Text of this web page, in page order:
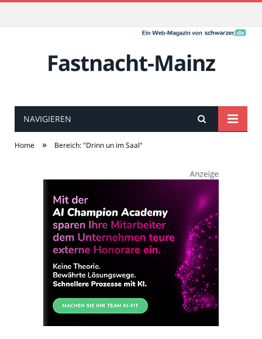
Fastnacht-Mainz
NAVIGIEREN
Home » Bereich: "Drinn un im Saal"